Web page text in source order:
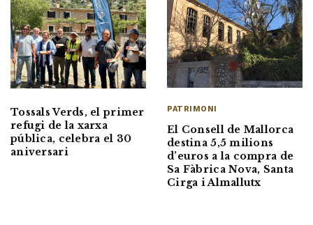
Tossals Verds, el primer
refugi de la xarxa
pública, celebra el 30
aniversari
PATRIMONI
El Consell de Mallorca
destina 5,5 milions
d’euros a la compra de
Sa Fàbrica Nova, Santa
Cirga i Almallutx